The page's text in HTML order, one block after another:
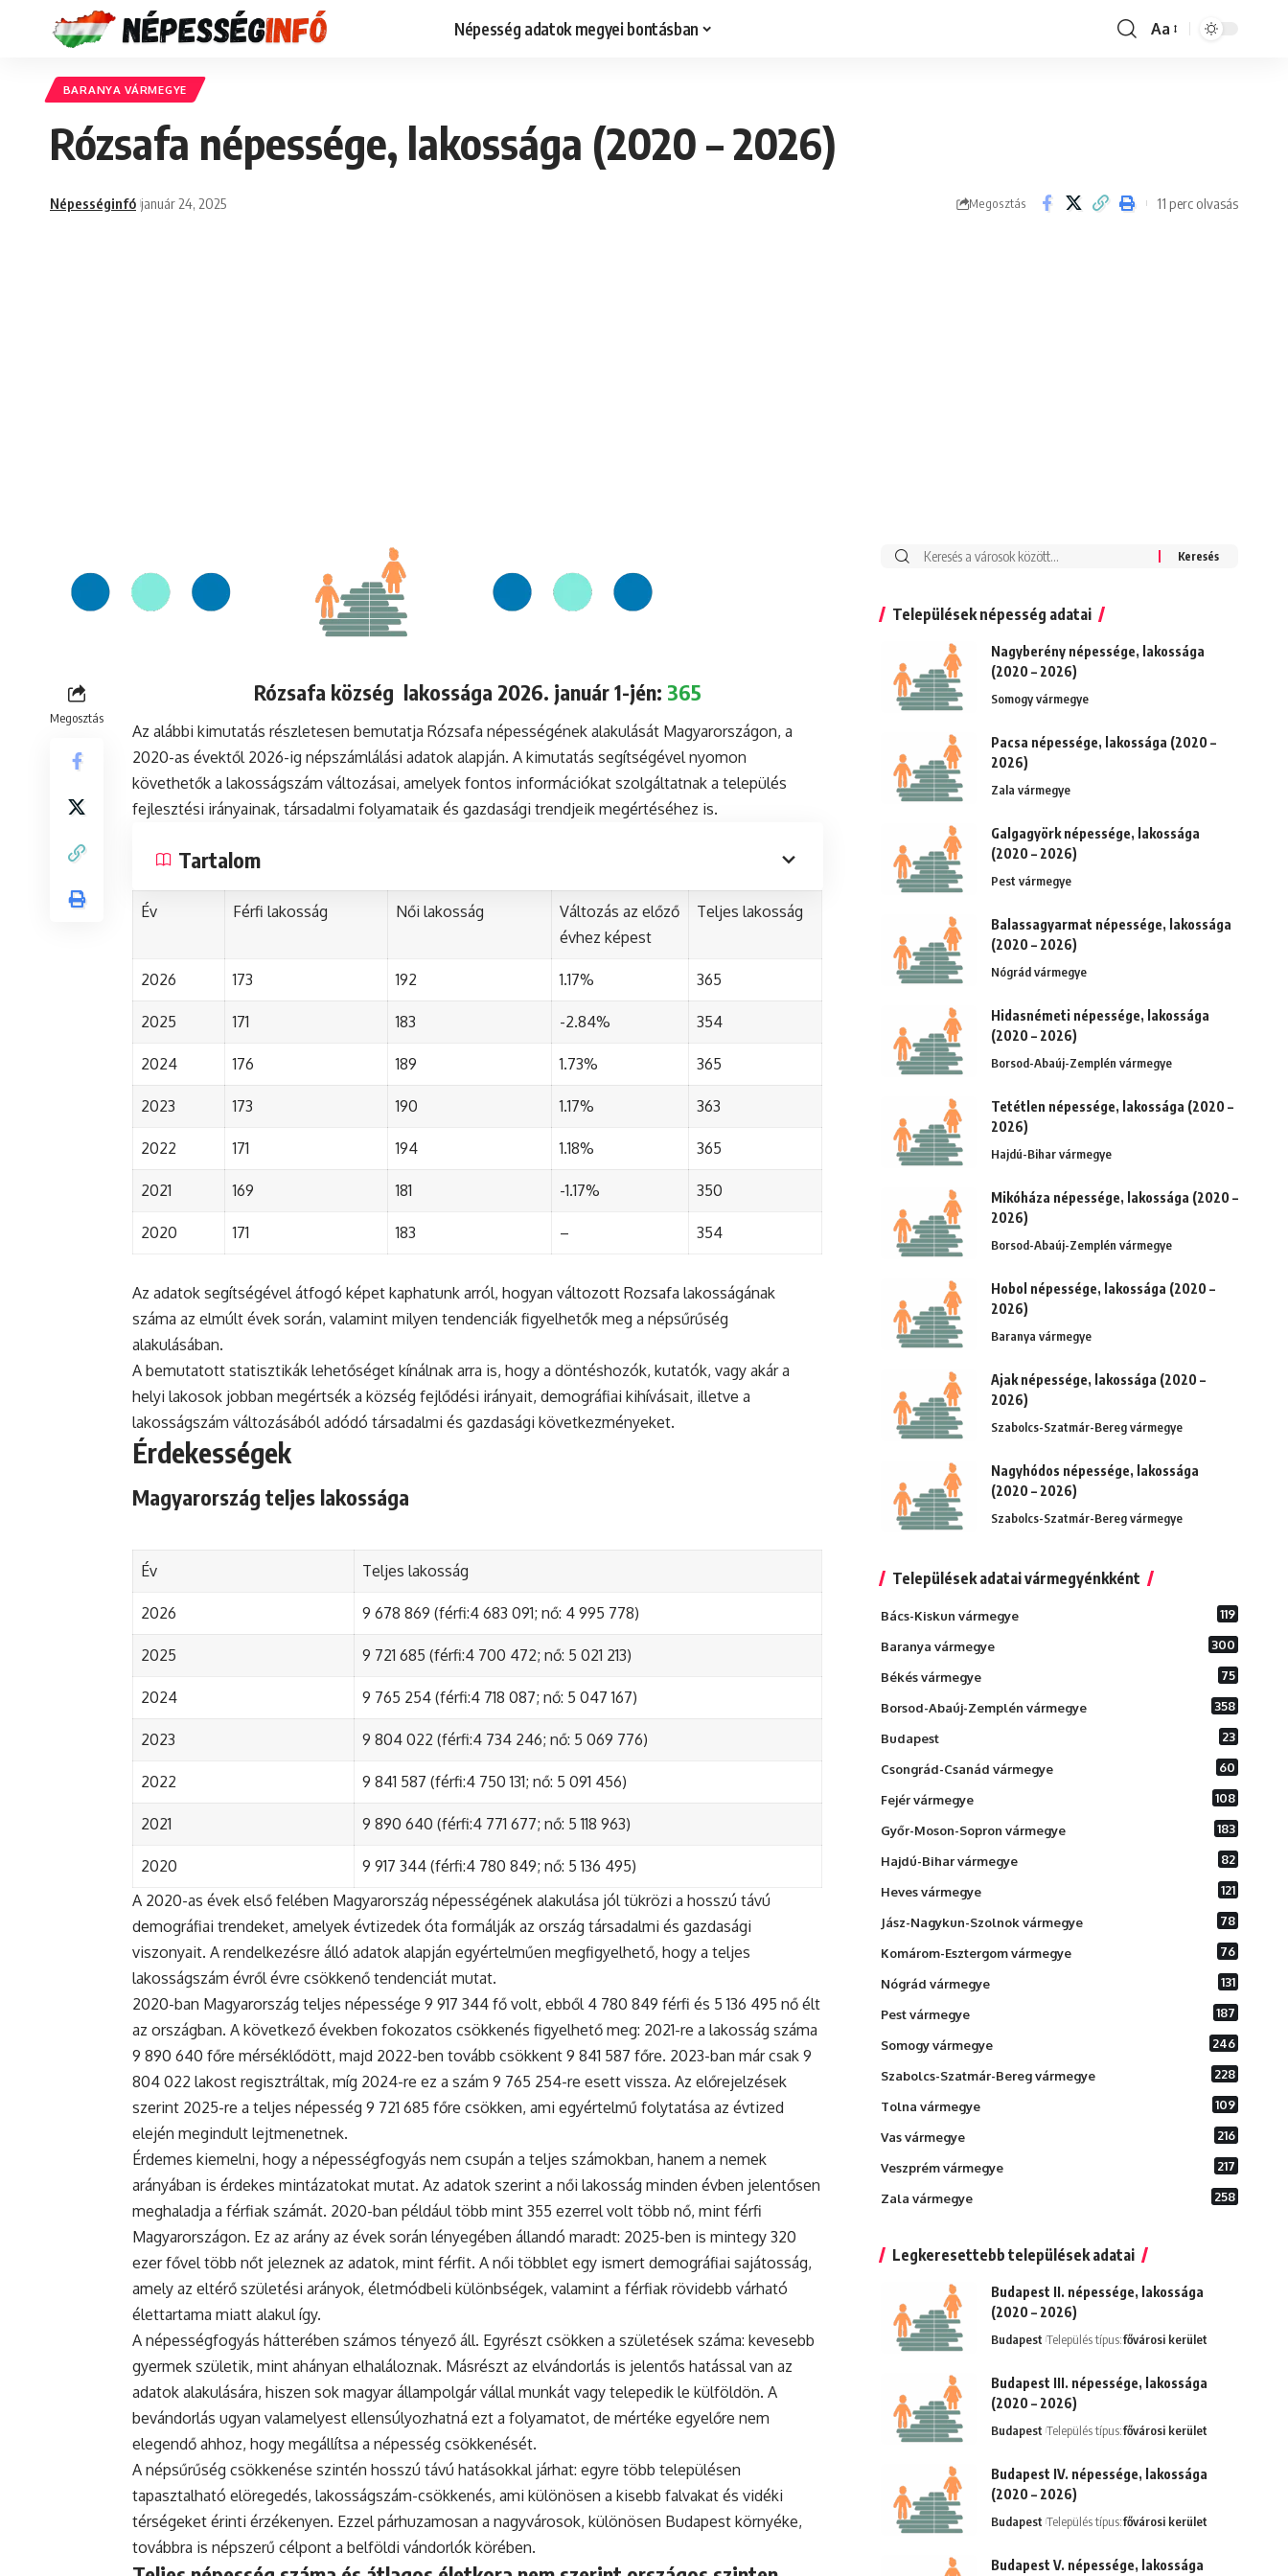
Népesség adatok megyei bontásban
Font
Aa
BARANYA VÁRMEGYE
Rózsafa népessége, lakossága (2020 – 2026)
Népességinfó január 24, 2025 Megosztás 11 perc olvasás
Megosztás
Rózsafa község lakossága 2026. január 1-jén: 365
Az alábbi kimutatás részletesen bemutatja Rózsafa népességének alakulását Magyarországon, a
2020-as évektől 2026-ig népszámlálási adatok alapján. A kimutatás segítségével nyomon
követhetők a lakosságszám változásai, amelyek fontos információkat szolgáltatnak a település
fejlesztési irányainak, társadalmi folyamataik és gazdasági trendjeik megértéséhez is.
Tartalom
Év Férfi lakosság Női lakosság
Változás az előző
évhez képest
Teljes lakosság
2026 173 192 1.17% 365
2025 171 183 -2.84% 354
2024 176 189 1.73% 365
2023 173 190 1.17% 363
2022 171 194 1.18% 365
2021 169 181 -1.17% 350
2020 171 183 – 354
Az adatok segítségével átfogó képet kaphatunk arról, hogyan változott Rozsafa lakosságának
száma az elmúlt évek során, valamint milyen tendenciák figyelhetők meg a népsűrűség
alakulásában.
A bemutatott statisztikák lehetőséget kínálnak arra is, hogy a döntéshozók, kutatók, vagy akár a
helyi lakosok jobban megértsék a község fejlődési irányait, demográfiai kihívásait, illetve a
lakosságszám változásából adódó társadalmi és gazdasági következményeket.
Érdekességek
Magyarország teljes lakossága
Év Teljes lakosság
2026 9 678 869 (férfi:4 683 091; nő: 4 995 778)
2025 9 721 685 (férfi:4 700 472; nő: 5 021 213)
2024 9 765 254 (férfi:4 718 087; nő: 5 047 167)
2023 9 804 022 (férfi:4 734 246; nő: 5 069 776)
2022 9 841 587 (férfi:4 750 131; nő: 5 091 456)
2021 9 890 640 (férfi:4 771 677; nő: 5 118 963)
2020
9 917 344 (férfi:4 780 849; nő: 5 136 495)
A 2020-as évek első felében Magyarország népességének alakulása jól tükrözi a hosszú távú
demográfiai trendeket, amelyek évtizedek óta formálják az ország társadalmi és gazdasági
viszonyait. A rendelkezésre álló adatok alapján egyértelműen megfigyelhető, hogy a teljes
lakosságszám évről évre csökkenő tendenciát mutat.
2020-ban Magyarország teljes népessége 9 917 344 fő volt, ebből 4 780 849 férfi és 5 136 495 nő élt
az országban. A következő években fokozatos csökkenés figyelhető meg: 2021-re a lakosság száma
9 890 640 főre mérséklődött, majd 2022-ben tovább csökkent 9 841 587 főre. 2023-ban már csak 9
804 022 lakost regisztráltak, míg 2024-re ez a szám 9 765 254-re esett vissza. Az előrejelzések
szerint 2025-re a teljes népesség 9 721 685 főre csökken, ami egyértelmű folytatása az évtized
elején megindult lejtmenetnek.
Érdemes kiemelni, hogy a népességfogyás nem csupán a teljes számokban, hanem a nemek
arányában is érdekes mintázatokat mutat. Az adatok szerint a női lakosság minden évben jelentősen
meghaladja a férfiak számát. 2020-ban például több mint 355 ezerrel volt több nő, mint férfi
Magyarországon. Ez az arány az évek során lényegében állandó maradt: 2025-ben is mintegy 320
ezer fővel több nőt jeleznek az adatok, mint férfit. A női többlet egy ismert demográfiai sajátosság,
amely az eltérő születési arányok, életmódbeli különbségek, valamint a férfiak rövidebb várható
élettartama miatt alakul így.
A népességfogyás hátterében számos tényező áll. Egyrészt csökken a születések száma: kevesebb
gyermek születik, mint ahányan elhaláloznak. Másrészt az elvándorlás is jelentős hatással van az
adatok alakulására, hiszen sok magyar állampolgár vállal munkát vagy telepedik le külföldön. A
bevándorlás ugyan valamelyest ellensúlyozhatná ezt a folyamatot, de mértéke egyelőre nem
elegendő ahhoz, hogy megállítsa a népesség csökkenését.
A népsűrűség csökkenése szintén hosszú távú hatásokkal járhat: egyre több településen
tapasztalható elöregedés, lakosságszám-csökkenés, ami különösen a kisebb falvakat és vidéki
térségeket érinti érzékenyen. Ezzel párhuzamosan a nagyvárosok, különösen Budapest környéke,
továbbra is népszerű célpont a belföldi vándorlók körében.
Keresés:
Települések népesség adatai
Nagyberény népessége, lakossága
(2020 – 2026)
Somogy vármegye
Pacsa népessége, lakossága (2020 –
2026)
Zala vármegye
Galgagyörk népessége, lakossága
(2020 – 2026)
Pest vármegye
Balassagyarmat népessége, lakossága
(2020 – 2026)
Nógrád vármegye
Hidasnémeti népessége, lakossága
(2020 – 2026)
Borsod-Abaúj-Zemplén vármegye
Tetétlen népessége, lakossága (2020 –
2026)
Hajdú-Bihar vármegye
Mikóháza népessége, lakossága (2020 –
2026)
Borsod-Abaúj-Zemplén vármegye
Hobol népessége, lakossága (2020 –
2026)
Baranya vármegye
Ajak népessége, lakossága (2020 –
2026)
Szabolcs-Szatmár-Bereg vármegye
Nagyhódos népessége, lakossága
(2020 – 2026)
Szabolcs-Szatmár-Bereg vármegye
Települések adatai vármegyénkként
Bács-Kiskun vármegye 119
Baranya vármegye 300
Békés vármegye 75
Borsod-Abaúj-Zemplén vármegye 358
Budapest 23
Csongrád-Csanád vármegye 60
Fejér vármegye 108
Győr-Moson-Sopron vármegye 183
Hajdú-Bihar vármegye 82
Heves vármegye 121
Jász-Nagykun-Szolnok vármegye 78
Komárom-Esztergom vármegye 76
Nógrád vármegye 131
Pest vármegye 187
Somogy vármegye 246
Szabolcs-Szatmár-Bereg vármegye 228
Tolna vármegye 109
Vas vármegye 216
Veszprém vármegye 217
Zala vármegye 258
Legkeresettebb települések adatai
Budapest II. népessége, lakossága
(2020 – 2026)
Budapest Település típus:fővárosi kerület
Budapest III. népessége, lakossága
(2020 – 2026)
Budapest Település típus:fővárosi kerület
Budapest IV. népessége, lakossága
(2020 – 2026)
Budapest Település típus:fővárosi kerület
Budapest V. népessége, lakossága